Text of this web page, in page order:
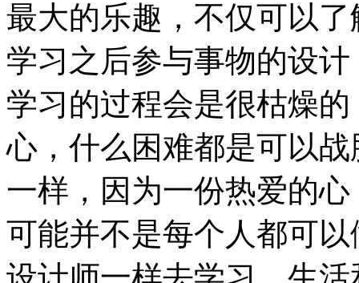
最大的乐趣，不仅可以
学习之后参与事物的设
学习的过程会是很枯燥
心，什么困难都是可以
一样，因为一份热爱的
可能并不是每个人都可